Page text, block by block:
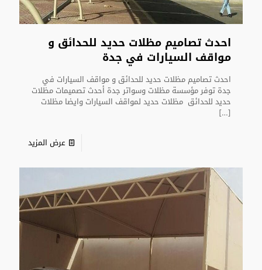
احدث تصاميم مظلات حديد للحدائق و
مواقف السيارات في جدة
احدث تصاميم مظلات حديد للحدائق و مواقف السيارات في
جدة توفر مؤسسة مظلات وسواتر جدة أحدث تصميمات مظلات
حديد للحدائق مظلات حديد لمواقف السيارات وايضا مظلات
[…]
عرض المزيد